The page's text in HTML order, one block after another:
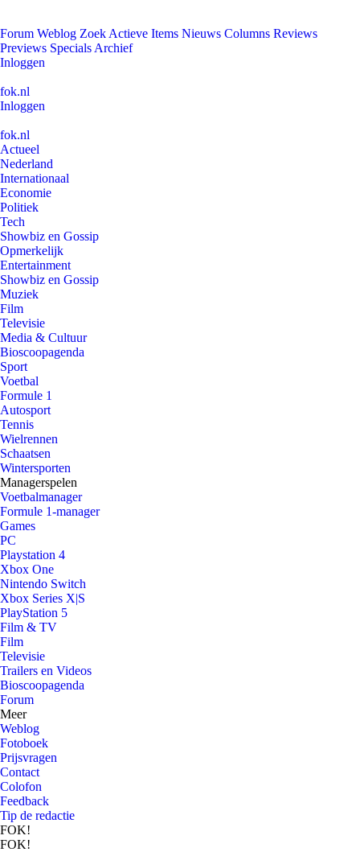
Forum Weblog Zoek Actieve Items Nieuws Columns Reviews
Previews Specials Archief
Inloggen
fok.nl
Inloggen
fok.nl
Actueel
Nederland
Internationaal
Economie
Politiek
Tech
Showbiz en Gossip
Opmerkelijk
Entertainment
Showbiz en Gossip
Muziek
Film
Televisie
Media & Cultuur
Bioscoopagenda
Sport
Voetbal
Formule 1
Autosport
Tennis
Wielrennen
Schaatsen
Wintersporten
Managerspelen
Voetbalmanager
Formule 1-manager
Games
PC
Playstation 4
Xbox One
Nintendo Switch
Xbox Series X|S
PlayStation 5
Film & TV
Film
Televisie
Trailers en Videos
Bioscoopagenda
Forum
Meer
Weblog
Fotoboek
Prijsvragen
Contact
Colofon
Feedback
Tip de redactie
FOK!
FOK!